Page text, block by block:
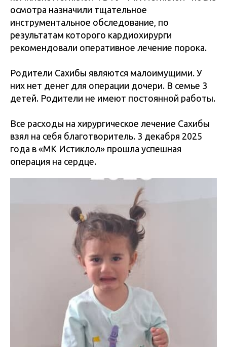
осмотра назначили тщательное
инструментальное обследование, по
результатам которого кардиохирурги
рекомендовали оперативное лечение порока.
Родители Сахибы являются малоимущими. У
них нет денег для операции дочери. В семье 3
детей. Родители не имеют постоянной работы.
Все расходы на хирургическое лечение Сахибы
взял на себя благотворитель. 3 декабря 2025
года в «МК Истиклол» прошла успешная
операция на сердце.